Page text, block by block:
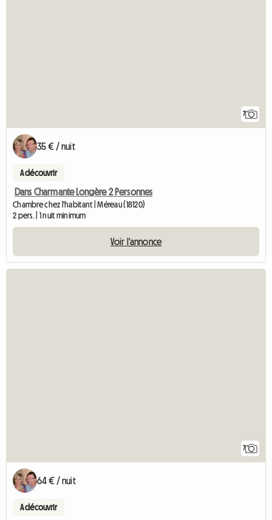
7
35 € / nuit
A découvrir
Dans Charmante Longère 2 Personnes
Chambre chez l'habitant | Méreau (18120)
2 pers. | 1 nuit minimum
Voir l'annonce
7
64 € / nuit
A découvrir